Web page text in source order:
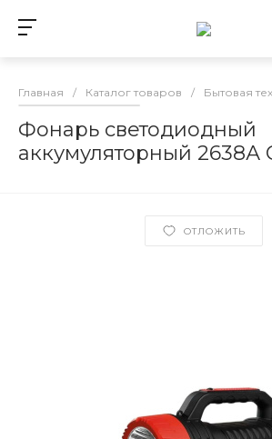
Главная / Каталог товаров / Бытовая
Фонарь светодиодный
аккумуляторный 2638А
ОТЛОЖИТЬ